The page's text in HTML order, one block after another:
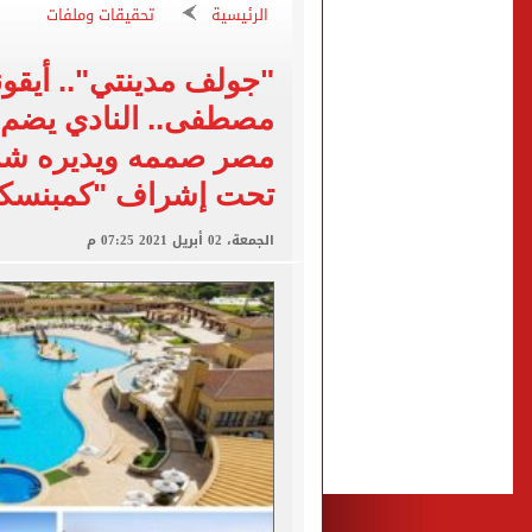
كل شيء يبدأ من العقل..
الزمالك يعلن التشكيل
تقارير: الأهلى يضع
الأهلي يرفض مطالب أحمد عبد
الرئيسية تحقيقات وملفات
"جولف مدينتي"..
مصطفى.. النادي
تحت إشراف
الجمعة، 02 أبريل 2021 07:25 م